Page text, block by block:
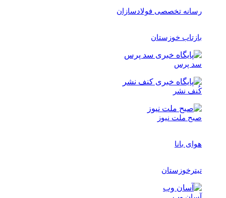
رسانه تخصصی فولادسازان
بازتاب خوزستان
سد پرس
کُنف نشر
صبح ملت نیوز
هوای بانا
تیترخوزستان